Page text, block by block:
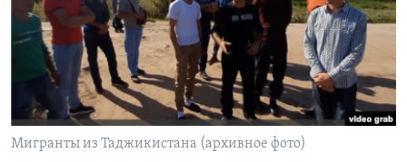
Learning English
СОЦИАЛЬНЫЕ СЕТИ
Мигранты из Таджикистана (архивное фото)